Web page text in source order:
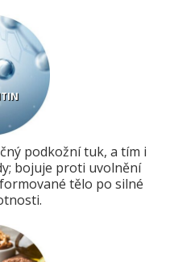
podkožní tuk, a tím i
bojuje proti uvolnění
tělo po silné